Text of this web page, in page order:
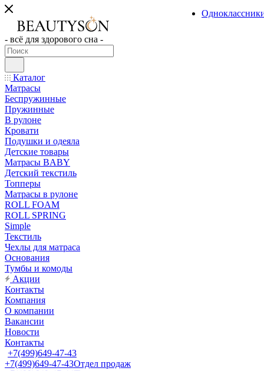
- всё для здорового сна -
Каталог
Матрасы
Беспружинные
Пружинные
В рулоне
Кровати
Подушки и одеяла
Детские товары
Матрасы BABY
Детский текстиль
Топперы
Матрасы в рулоне
ROLL FOAM
ROLL SPRING
Simple
Текстиль
Чехлы для матраса
Основания
Тумбы и комоды
Акции
Контакты
Компания
О компании
Вакансии
Новости
Контакты
+7(499)649-47-43
+7(499)649-47-43Отдел продаж